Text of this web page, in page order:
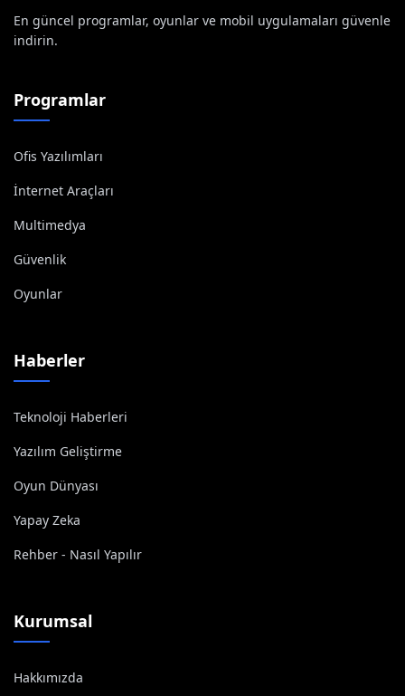
En güncel programlar, oyunlar ve mobil uygulamaları güvenle
indirin.
Programlar
Ofis Yazılımları
İnternet Araçları
Multimedya
Güvenlik
Oyunlar
Haberler
Teknoloji Haberleri
Yazılım Geliştirme
Oyun Dünyası
Yapay Zeka
Rehber - Nasıl Yapılır
Kurumsal
Hakkımızda